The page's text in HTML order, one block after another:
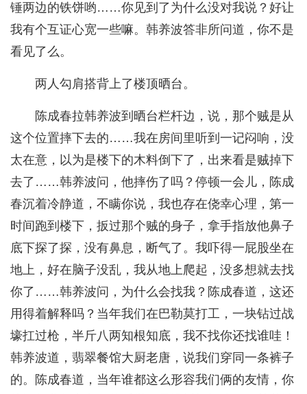
锤两边的铁饼哟……你见到了为什么没对我说？好让
我有个互证心宽一些嘛。韩养波答非所问道，你不是
看见了么。
两人勾肩搭背上了楼顶晒台。
陈成春拉韩养波到晒台栏杆边，说，那个贼是从
这个位置摔下去的……我在房间里听到一记闷响，没
太在意，以为是楼下的木料倒下了，出来看是贼掉下
去了……韩养波问，他摔伤了吗？停顿一会儿，陈成
春沉着冷静道，不瞒你说，我也存在侥幸心理，第一
时间跑到楼下，扳过那个贼的身子，拿手指放他鼻子
底下探了探，没有鼻息，断气了。我吓得一屁股坐在
地上，好在脑子没乱，我从地上爬起，没多想就去找
你了……韩养波问，为什么会找我？陈成春道，这还
用得着解释吗？当年我们在巴勒莫打工，一块钻过战
壕扛过枪，半斤八两知根知底，我不找你还找谁哇！
韩养波道，翡翠餐馆大厨老唐，说我们穿同一条裤子
的。陈成春道，当年谁都这么形容我们俩的友情，你